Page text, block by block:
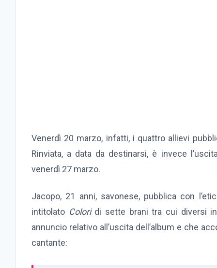
Venerdì 20 marzo, infatti, i quattro allievi
Rinviata, a data da destinarsi, è invece
venerdì 27 marzo.
Jacopo, 21 anni, savonese, pubblica con
intitolato Colori di sette brani tra cui diversi
annuncio relativo all’uscita dell’album e che
cantante: